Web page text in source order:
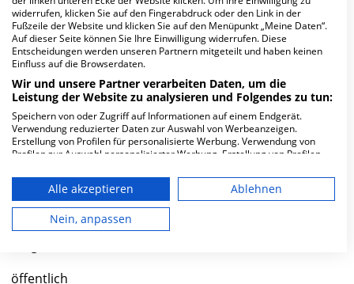
Herzlich Willkommen
Stauferklinikum Schwäbisch-Gmünd in der Wetzgauer
Str. 85 ist ein mittelgroßes Krankenhaus in Mutlangen.
Mit einer Kapazität von 401 Betten werden in den
spezialisierten Fachabteilungen pro Jahr etwa 17.498
medizinische Fälle behandelt und therapiert.
Weiterlesen
Besuchszeiten
0 bis 23 Uhr
öffentlich
widerrufen, klicken Sie auf den Fingerabdruck oder den Link in der
Fußzeile der Website und klicken Sie auf den Menüpunkt „Meine Daten“.
Auf dieser Seite können Sie Ihre Einwilligung widerrufen. Diese
Entscheidungen werden unseren Partnern mitgeteilt und haben keinen
Einfluss auf die Browserdaten.
Wir und unsere Partner verarbeiten Daten, um die
Leistung der Website zu analysieren und Folgendes zu tun:
Speichern von oder Zugriff auf Informationen auf einem Endgerät.
Verwendung reduzierter Daten zur Auswahl von Werbeanzeigen.
Erstellung von Profilen für personalisierte Werbung. Verwendung von
Profilen zur Auswahl personalisierter Werbung. Erstellung von Profilen
personalisierter Inhalte. Messung der Werbeleistung. Messung der
Performance von Inhalten. Analyse von Zielgruppen durch Statistiken
oder Kombinationen von Daten aus verschiedenen Quellen. Entwicklung
und Verbesserung der Angebote. Verwendung reduzierter Daten zur
Auswahl von Inhalten.
die USA gesendet werden.
Ihre Einwilligung und die cookie Richtlinie gelten ausschließlich für diese
Alle akzeptieren
Ablehnen
Nein, anpassen